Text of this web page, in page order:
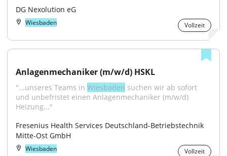
DG Nexolution eG
Wiesbaden Vollzeit
Anlagenmechaniker (m/w/d) HSKL
"...unseres Teams in Wiesbaden suchen wir ab sofort
und unbefristet einen Anlagenmechaniker (m/w/d)
Heizung..."
Fresenius Health Services Deutschland-Betriebstechnik
Mitte-Ost GmbH
Wiesbaden Vollzeit